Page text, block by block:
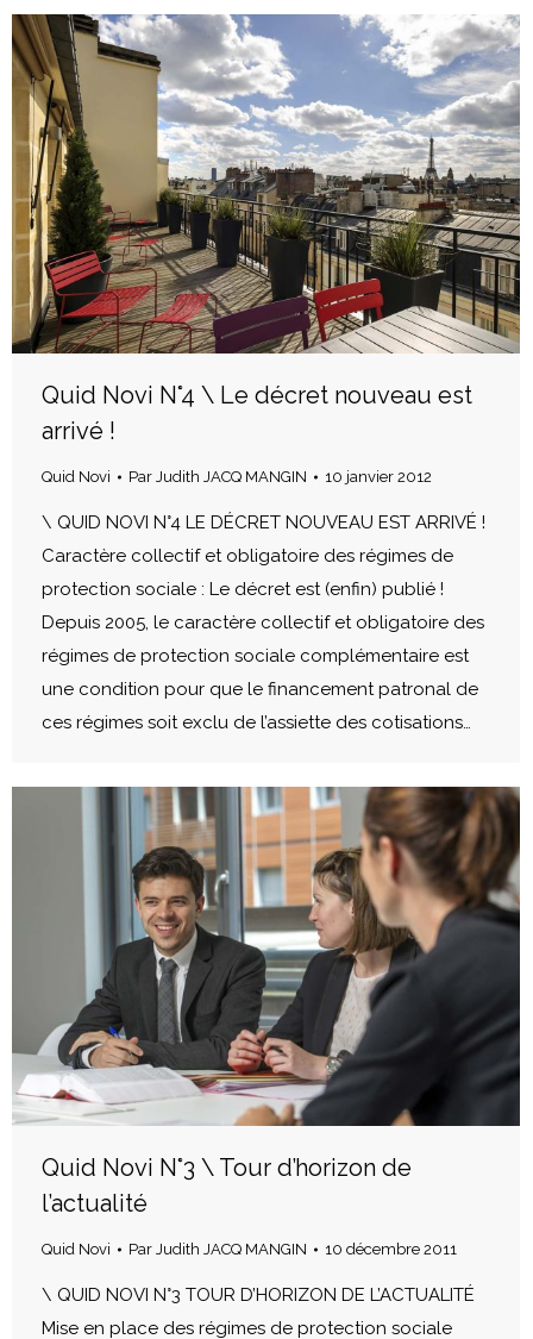
Quid Novi N°4 \ Le décret nouveau est
arrivé !
Quid Novi Par Judith JACQ MANGIN 10 janvier 2012
\ QUID NOVI N°4 LE DÉCRET NOUVEAU EST ARRIVÉ !
Caractère collectif et obligatoire des régimes de
protection sociale : Le décret est (enfin) publié !
Depuis 2005, le caractère collectif et obligatoire des
régimes de protection sociale complémentaire est
une condition pour que le financement patronal de
ces régimes soit exclu de l’assiette des cotisations…
Quid Novi N°3 \ Tour d’horizon de
l’actualité
Quid Novi Par Judith JACQ MANGIN 10 décembre 2011
\ QUID NOVI N°3 TOUR D’HORIZON DE L’ACTUALITÉ
Mise en place des régimes de protection sociale